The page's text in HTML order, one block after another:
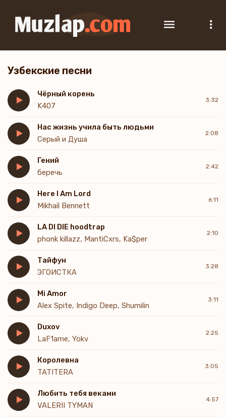
Узбекские песни
Чёрный корень
K407
3:32
Нас жизнь учила быть людьми
Серый и Душа
2:08
Гений
беречь
2:42
Here I Am Lord
Mikhail Bennett
6:11
LA DI DIE hoodtrap
phonk killazz, MantiCxrs, Ka$per
2:10
Тайфун
ЭГОИСТКА
3:28
Mi Amor
Alex Spite, Indigo Deep, Shumilin
3:11
Duxov
LaF1ame, Yokv
2:25
Королевна
TATITERA
3:05
Любить тебя веками
VALERII TYMAN
4:57